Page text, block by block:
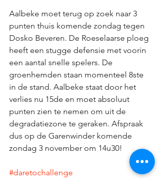
Aalbeke moet terug op zoek naar 3
punten thuis komende zondag tegen
Dosko Beveren. De Roeselaarse ploeg
heeft een stugge defensie met voorin
een aantal snelle spelers. De
groenhemden staan momenteel 8ste
in de stand. Aalbeke staat door het
verlies nu 15de en moet absoluut
punten zien te nemen om uit de
degradatiezone te geraken. Afspraak
dus op de Garenwinder komende
zondag 3 november om 14u30!
#daretochallenge